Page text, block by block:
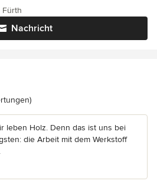
Nachricht
Fürth
5 von 5 Sternen
leben Holz. Denn das ist uns bei
die Arbeit mit dem Werkstoff